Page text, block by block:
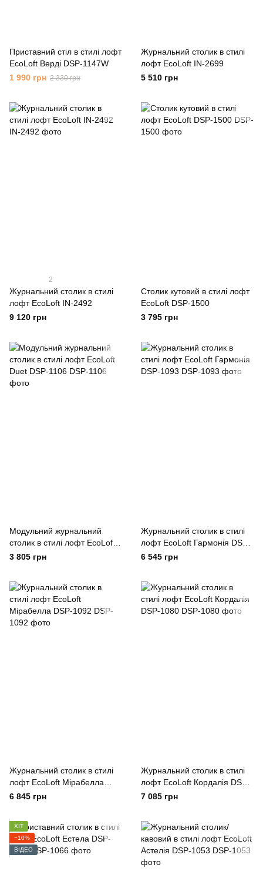
Приставний стіл в стилі лофт
EcoLoft Верді DSP-1147W
1 990 грн 2 330 грн
Журнальний столик в стилі
лофт EcoLoft IN-2699
5 510 грн
2
Журнальний столик в стилі
лофт EcoLoft IN-2492
9 120 грн
Столик кутовий в стилі лофт
EcoLoft DSP-1500
3 795 грн
Модульний журнальний
столик в стилі лофт EcoLoft
Duet DSP-1106
3 805 грн
Журнальний столик в стилі
лофт EcoLoft Гармонія DSP-
1093
6 545 грн
Журнальний столик в стилі
лофт EcoLoft Мірабелла
DSP-1092
6 845 грн
Журнальний столик в стилі
лофт EcoLoft Кордалія DSP-
1080
7 085 грн
ХІТ
−10%
ВІДЕО